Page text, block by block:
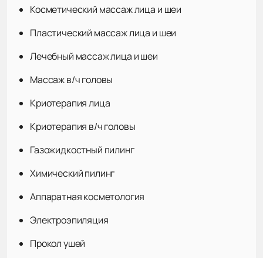
Косметический массаж лица и шеи
Пластический массаж лица и шеи
Лечебный массаж лица и шеи
Массаж в/ч головы
Криотерапия лица
Криотерапия в/ч головы
Газожидкостный пилинг
Химический пилинг
Аппаратная косметология
Электроэпиляция
Прокол ушей